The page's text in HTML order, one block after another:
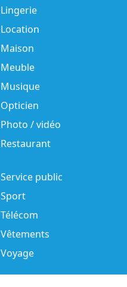
Lingerie
Location
Maison
Meuble
Musique
Opticien
Photo / vidéo
Restaurant
Service public
Sport
Télécom
Vêtements
Voyage